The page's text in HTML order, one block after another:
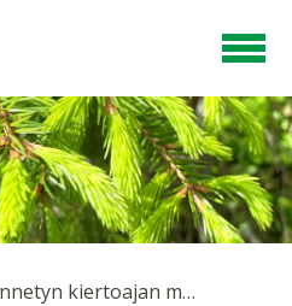
Pidennetyn kiertoajan mahdollisuudet ja menetelmät metsien hiilensidonnassa